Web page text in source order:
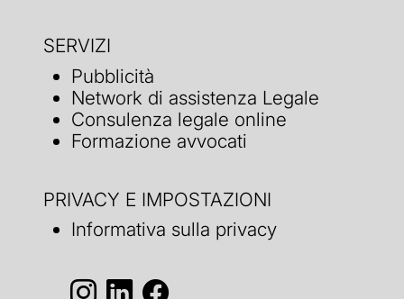
SERVIZI
Pubblicità
Network di assistenza Legale
Consulenza legale online
Formazione avvocati
PRIVACY E IMPOSTAZIONI
Informativa sulla privacy